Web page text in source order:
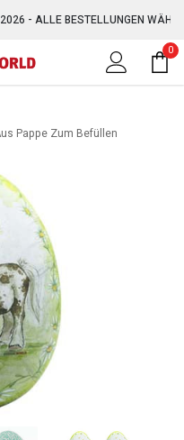
- ALLE BESTELLUNGEN
SPERRGUT)
0
Pappe Zum Befüllen